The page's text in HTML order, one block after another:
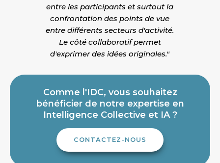
entre les participants et surtout la
confrontation des points de vue
entre différents secteurs d'activité.
Le côté collaboratif permet
d'exprimer des idées originales."
Comme l'IDC, vous souhaitez
bénéficier de notre expertise en
Intelligence Collective et IA ?
CONTACTEZ-NOUS